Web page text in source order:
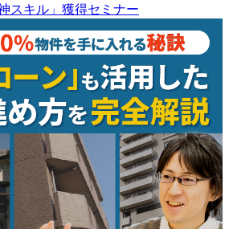
スキル」獲得セミナー